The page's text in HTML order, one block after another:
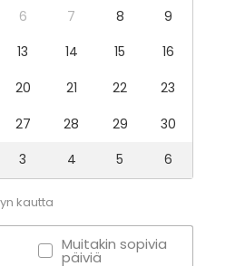
6 7 8
9
13 14 15
16
20 21 22
23
27 28 29
30
3 4 5 6
kautta
Muitakin sopivia
päiviä